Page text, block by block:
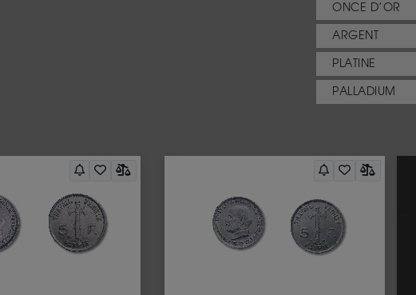
ONCE D’OR
ARGENT
PLATINE
PALLADIUM